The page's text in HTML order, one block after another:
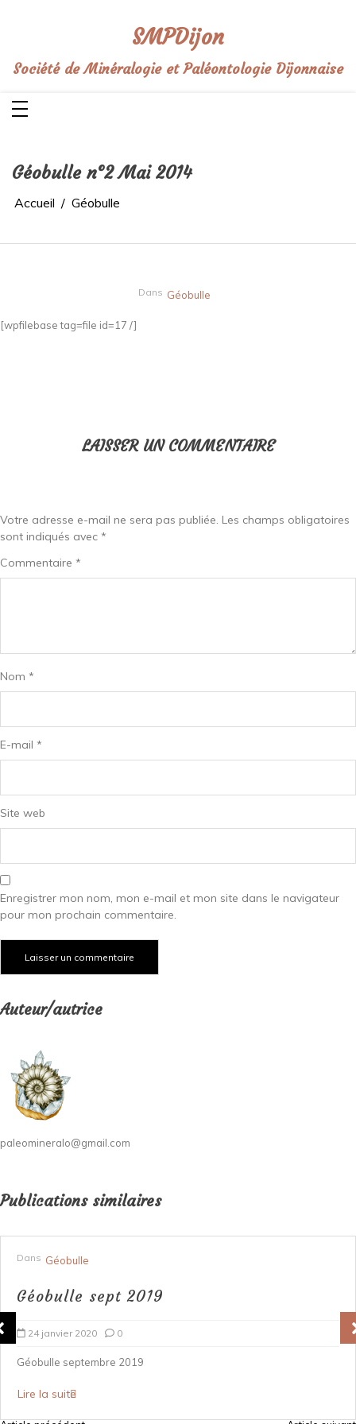
SMPDijon
Société de Minéralogie et Paléontologie Dijonnaise
Géobulle n°2 Mai 2014
Accueil Géobulle
Dans Géobulle
[wpfilebase tag=file id=17 /]
LAISSER UN COMMENTAIRE
Votre adresse e-mail ne sera pas publiée. Les champs obligatoires
sont indiqués avec *
Commentaire *
Nom *
E-mail *
Site web
Enregistrer mon nom, mon e-mail et mon site dans le navigateur
pour mon prochain commentaire.
Auteur/autrice
paleomineralo@gmail.com
Publications similaires
Dans Géobulle
Géobulle sept 2019
24 janvier 2020 0
Géobulle septembre 2019
Lire la suite